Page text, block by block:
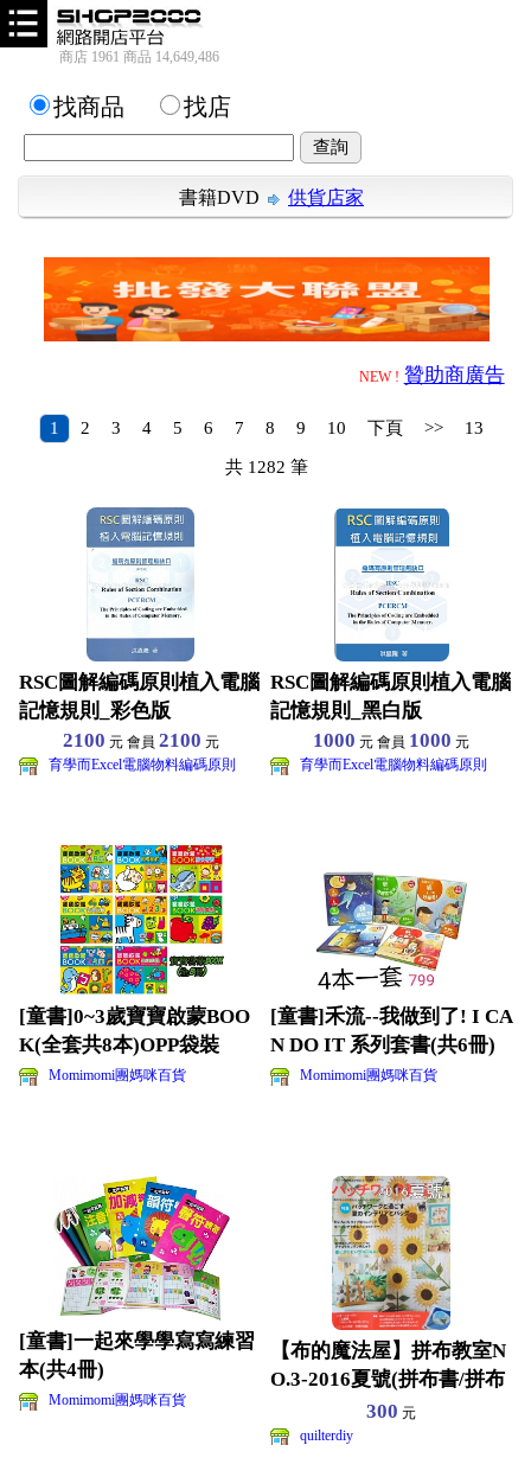
商店 1961 商品 14,649,486
找商品 找店
書籍DVD 供貨店家
NEW ! 贊助商廣告
1 2 3 4 5 6 7 8 9 10 下頁 >> 13
共1282 筆
RSC圖解編碼原則植入電腦
記憶規則_彩色版
2100 元 會員 2100 元
育學而Excel電腦物料編碼原則
RSC圖解編碼原則植入電腦
記憶規則_黑白版
1000 元 會員 1000 元
育學而Excel電腦物料編碼原則
[童書]0~3歲寶寶啟蒙BOO
K(全套共8本)OPP袋裝
Momimomi團媽咪百貨
[童書]禾流--我做到了! I CA
N DO IT 系列套書(共6冊)
Momimomi團媽咪百貨
[童書]一起來學學寫寫練習
本(共4冊)
Momimomi團媽咪百貨
【布的魔法屋】拼布教室N
O.3-2016夏號(拼布書/拼布
300 元
quilterdiy